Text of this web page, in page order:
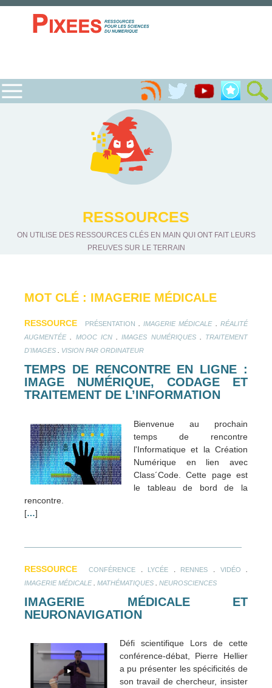
RESSOURCES
ON UTILISE DES RESSOURCES CLÉS EN MAIN QUI ONT FAIT LEURS
PREUVES SUR LE TERRAIN
MOT CLÉ : IMAGERIE MÉDICALE
RESSOURCE PRÉSENTATION .IMAGERIE MÉDICALE.RÉALITÉ
AUGMENTÉE. MOOC ICN.IMAGES NUMÉRIQUES.
TRAITEMENT
D'IMAGES
VISION PAR ORDINATEUR
TEMPS DE RENCONTRE EN LIGNE :
IMAGE NUMÉRIQUE, CODAGE ET
TRAITEMENT DE L’INFORMATION
Bienvenue au prochain
temps de rencontre
l'Informatique et la Création
Numérique en lien avec
Class´Code. Cette page est
le tableau de bord de la
rencontre.
[…]
RESSOURCE CONFÉRENCE LYCÉE RENNES VIDÉO
IMAGERIE MÉDICALE. MATHÉMATIQUES NEUROSCIENCES
IMAGERIE MÉDICALE ET
NEURONAVIGATION
Défi scientifique Lors de cette
conférence-débat, Pierre Hellier
a pu présenter les spécificités de
son travail de chercheur, insister